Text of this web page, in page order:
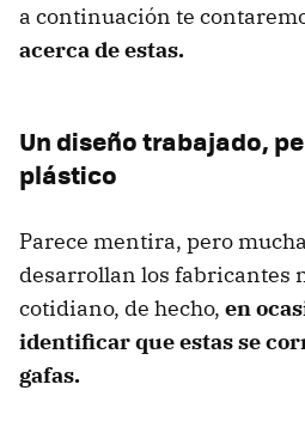
a continuación te
acerca de estas.
Un diseño trabajado,
plástico
Parece mentira, pero
desarrollan los fabricantes
cotidiano, de hecho, en
identificar que estas se
gafas.